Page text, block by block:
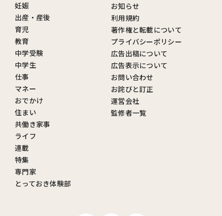
妊娠
出産・産後
育児
教育
中学受験
中学生
仕事
マネー
おでかけ
住まい
共働き家事
ライフ
連載
特集
専門家
とっておき体験部
お知らせ
利用規約
著作権と転載について
プライバシーポリシー
広告出稿について
広告表示について
お問い合わせ
お詫びと訂正
運営会社
監修者一覧